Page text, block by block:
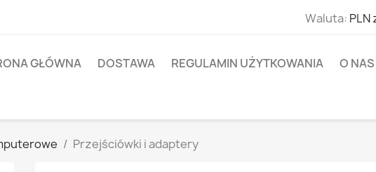
Waluta: PLN
GŁÓWNA DOSTAWA REGULAMIN UŻYTKOWANIA O NAS
Przejściówki i adaptery